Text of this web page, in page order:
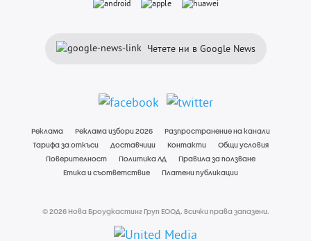
Четете ни в Google News
Реклама Реклама избори 2026
Разпространение на канали
Тарифа за откъси
Доставчици Контакти
Общи условия
Поверителност
Политика ЛД
Правила за ползване
Етика и съответствие
Платени публикации
© 2026 Нова Броудкастинг Груп ЕООД. Всички права запазени.